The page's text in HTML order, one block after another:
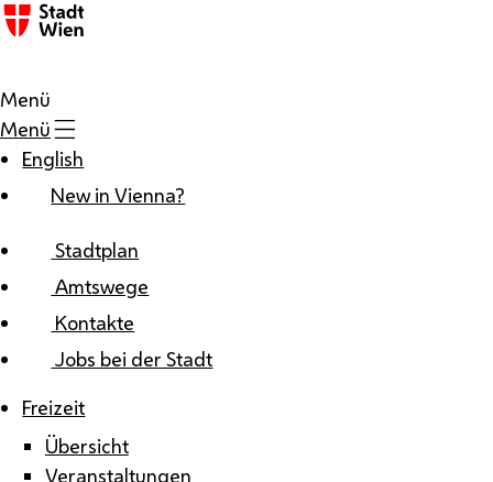
Zum Inhalt
Menü
Menü
English
New in Vienna?
Stadtplan
Amtswege
Kontakte
Jobs bei der Stadt
Freizeit
Übersicht
Veranstaltungen